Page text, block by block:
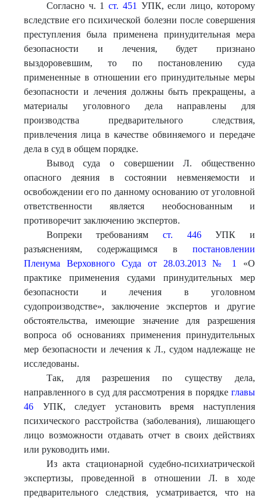
Согласно ч. 1ст. 451 УПК, если лицо, которому
вследствие его психической болезни после совершения
преступления была применена принудительная мера
безопасности и лечения, будет признано
выздоровевшим, то по постановлению суда
примененные в отношении его принудительные меры
безопасности и лечения должны быть прекращены, а
материалы уголовного дела направлены для
производства предварительного следствия,
привлечения лица в качестве обвиняемого и передаче
дела в суд в общем порядке.
Вывод суда о совершении Л. общественно
опасного деяния в состоянии невменяемости и
освобождении его по данному основанию от уголовной
ответственности является необоснованным и
противоречит заключению экспертов.
Вопреки требованиямст. 446УПК и
разъяснениям, содержащимся в постановлении
Пленума Верховного Суда от 28.03.2013 № 1
«О
практике применения судами принудительных мер
безопасности и лечения в уголовном
судопроизводстве», заключение экспертов и другие
обстоятельства, имеющие значение для разрешения
вопроса об основаниях применения принудительных
мер безопасности и лечения к Л., судом надлежаще не
исследованы.
Так, для разрешения по существу дела,
направленного в суд для рассмотрения в порядке главы
46 УПК, следует установить время наступления
психического расстройства (заболевания), лишающего
лицо возможности отдавать отчет в своих действиях
или руководить ими.
Из акта стационарной судебно-психиатрической
экспертизы, проведенной в отношении Л. в ходе
предварительного следствия, усматривается, что на